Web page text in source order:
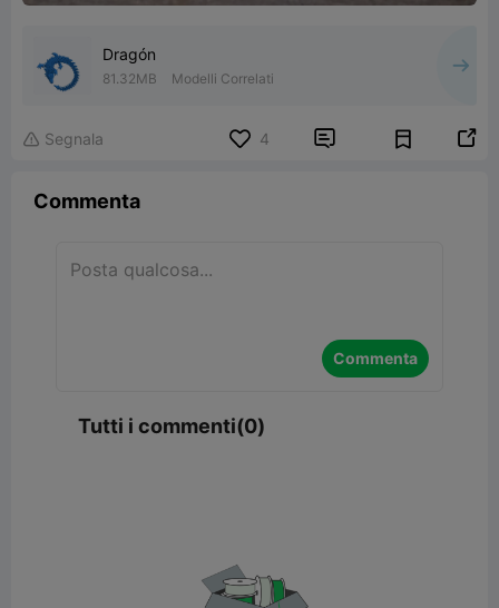
Dragón
81.32MB Modelli Correlati
 Segnala 4  
Commenta
Commenta
Tutti i commenti(0)